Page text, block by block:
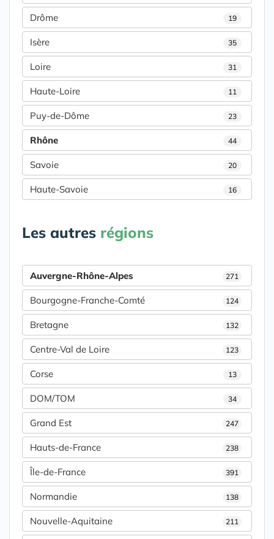
Drôme 19
Isère 35
Loire 31
Haute-Loire 11
Puy-de-Dôme 23
Rhône 44
Savoie 20
Haute-Savoie 16
Les autres régions
Auvergne-Rhône-Alpes 271
Bourgogne-Franche-Comté 124
Bretagne 132
Centre-Val de Loire 123
Corse 13
DOM/TOM 34
Grand Est 247
Hauts-de-France 238
Île-de-France 391
Normandie 138
Nouvelle-Aquitaine 211